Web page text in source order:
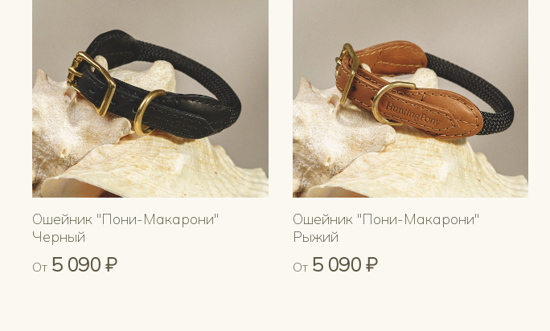
Ошейник "Пони-Макарони"
Черный
От 5 090 ₽
Ошейник "Пони-Макарони"
Рыжий
От 5 090 ₽